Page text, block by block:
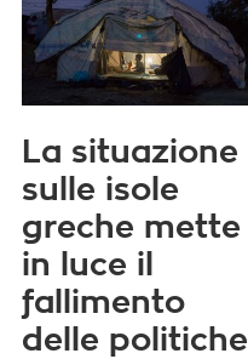
La situazione
sulle isole
greche mette
in luce il
fallimento
delle politiche